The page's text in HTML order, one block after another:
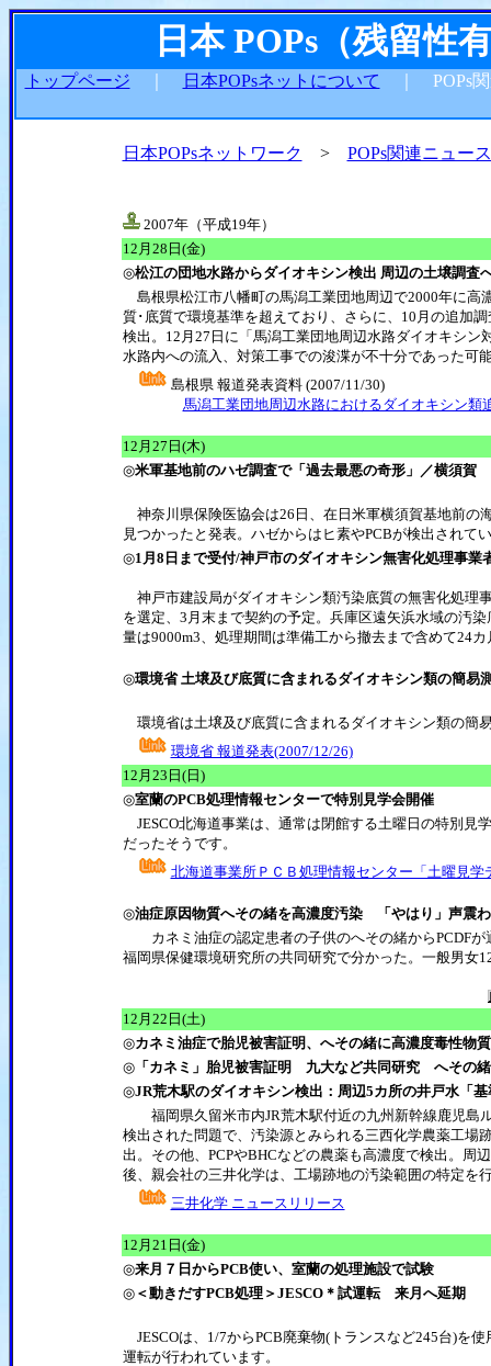
日本 POPs（残留性
トップページ 日本POPsネットについて ｜ POPs
日本POPsネットワーク > POPs関連ニュース
2007年（平成19年）
12月28日(金)
◎松江の団地水路からダイオキシン検出 周辺の土壌調査
島根県松江市八幡町の馬潟工業団地周辺で2000年に高
質･底質で環境基準を超えており、さらに、10月の追加
検出。12月27日に「馬潟工業団地周辺水路ダイオキシ
水路内への流入、対策工事での浚渫が不十分であった可
島根県 報道発表資料 (2007/11/30)
馬潟工業団地周辺水路におけるダイオキシン類
12月27日(木)
◎米軍基地前のハゼ調査で「過去最悪の奇形」／横須賀
神奈川県保険医協会は26日、在日米軍横須賀基地前の
見つかったと発表。ハゼからはヒ素やPCBが検出されて
◎1月8日まで受付/神戸市のダイオキシン無害化処理事業
神戸市建設局がダイオキシン類汚染底質の無害化処理
を選定、3月末まで契約の予定。兵庫区遠矢浜水域の汚
量は9000m3、処理期間は準備工から撤去まで含めて24カ
◎環境省 土壌及び底質に含まれるダイオキシン類の簡易
環境省は土壌及び底質に含まれるダイオキシン類の簡
環境省 報道発表(2007/12/26)
12月23日(日)
◎室蘭のPCB処理情報センターで特別見学会開催
JESCO北海道事業は、通常は閉館する土曜日の特別見
だったそうです。
北海道事業所ＰＣＢ処理情報センター「土曜見学
◎油症原因物質へその緒を高濃度汚染 「やはり」声震
カネミ油症の認定患者の子供のへその緒からPCDFが
福岡県保健環境研究所の共同研究で分かった。一般男女
12月22日(土)
◎カネミ油症で胎児被害証明、へその緒に高濃度毒性物質
◎「カネミ」胎児被害証明 九大など共同研究 へその緒
◎JR荒木駅のダイオキシン検出：周辺5カ所の井戸水「
福岡県久留米市内JR荒木駅付近の九州新幹線鹿児島
検出された問題で、汚染源とみられる三西化学農薬工場
出。その他、PCPやBHCなどの農薬も高濃度で検出。周
後、親会社の三井化学は、工場跡地の汚染範囲の特定を
三井化学 ニュースリリース
12月21日(金)
◎来月７日からPCB使い、室蘭の処理施設で試験
◎＜動きだすPCB処理＞JESCO＊試運転 来月へ延期
JESCOは、1/7からPCB廃棄物(トランスなど245台)を
運転が行われています。